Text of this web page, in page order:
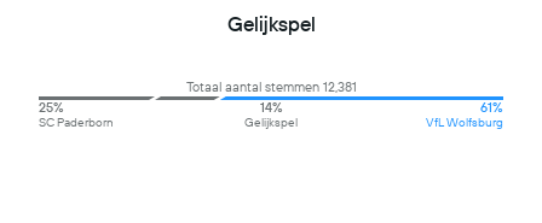
Gelijkspel
Totaal aantal stemmen 12,381
25%
SC Paderborn
14%
Gelijkspel
61%
VfL Wolfsburg